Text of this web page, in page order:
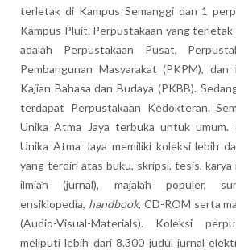
terletak di Kampus Semanggi dan 1
Kampus Pluit. Perpustakaan yang terletak
adalah Perpustakaan Pusat,
Pembangunan Masyarakat (PKPM), dan
Kajian Bahasa dan Budaya (PKBB).
terdapat Perpustakaan Kedokteran.
Unika Atma Jaya terbuka untuk umum.
Unika Atma Jaya memiliki koleksi lebih
yang terdiri atas buku, skripsi, tesis, karya
ilmiah (jurnal), majalah populer,
ensiklopedia, handbook, CD-ROM serta
(Audio-Visual-Materials). Koleksi
meliputi lebih dari 8.300 judul jurnal